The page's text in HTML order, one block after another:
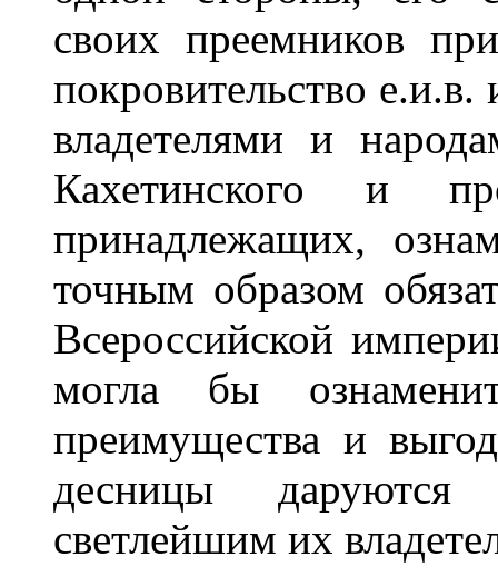
своих преемников
покровительство
владетелями и
Кахетинского и
принадлежащих,
точным образом
Всероссийской
могла бы
преимущества и
десницы
светлейшим их